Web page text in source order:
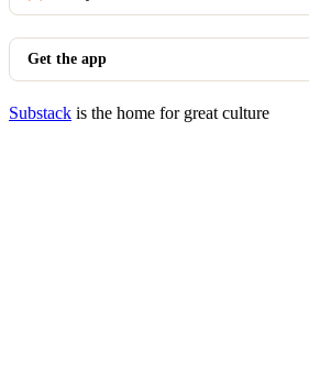
Get the app
Substack is the home for great culture